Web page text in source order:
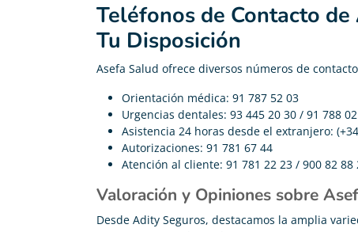
Teléfonos de Contacto
Tu Disposición
Asefa Salud ofrece diversos números de
Orientación médica: 91 787 52 03
Urgencias dentales: 93 445 20 30 / 91 788
Asistencia 24 horas desde el extranjero:
Autorizaciones: 91 781 67 44
Atención al cliente: 91 781 22 23 / 900 82 88
Valoración y Opiniones sobre
Desde Adity Seguros, destacamos la amplia